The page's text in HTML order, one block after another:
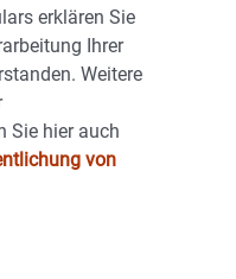
erklären Sie
Ihrer
Weitere
Sie hier auch
von